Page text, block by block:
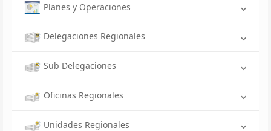
Planes y Operaciones
Delegaciones Regionales
Sub Delegaciones
Oficinas Regionales
Unidades Regionales